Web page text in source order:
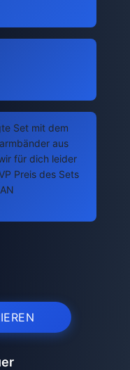
Set mit dem
aus
für dich leider
Preis des Sets